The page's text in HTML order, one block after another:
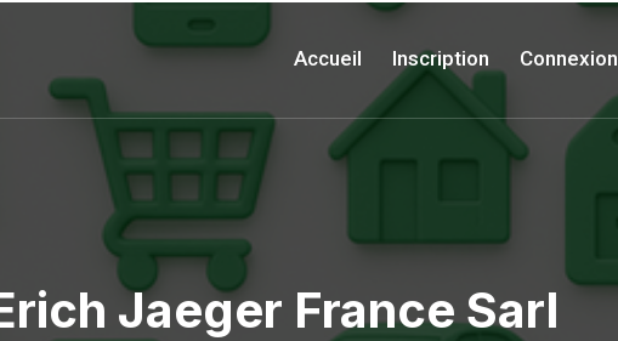
Accueil Inscription Connexion
Jaeger France Sarl